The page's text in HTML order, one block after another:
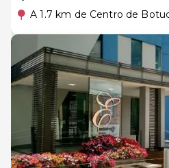
A 1.7 km de Centro de